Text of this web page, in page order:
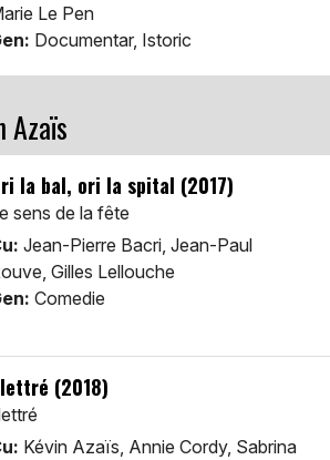
Le Pen
Documentar, Istoric
Azaïs
la bal, ori la spital (2017)
sens de la fête
Jean-Pierre Bacri, Jean-Paul
Gilles Lellouche
Comedie
(2018)
Kévin Azaïs, Annie Cordy, Sabrina